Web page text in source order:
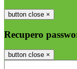
button close ×
Recupero
button close ×